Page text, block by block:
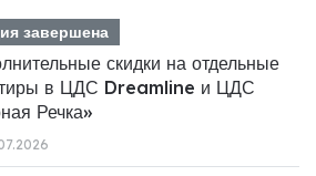
завершена
скидки на отдельные
в ЦДС Dreamline и ЦДС
Речка»